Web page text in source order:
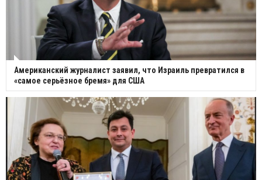
Американский журналист заявил, что Израиль превратился в
«самое серьёзное бремя» для США